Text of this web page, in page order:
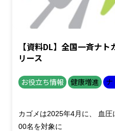
【資料DL】全国一斉ナ
リース
お役立ち情報 健康増進 ナ
カゴメは2025年4月に、 血
00名を対象に